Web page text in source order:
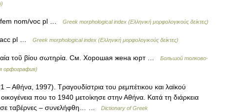
fem nom/voc pl … Greek morphological index (Ελληνική μορφολογικούς δείκτες)
acc pl … Greek morphological index (Ελληνική μορφολογικούς δείκτες)
τοῦ βίου σωτηρία. См. Хорошая жена юрт …
Большой толково-
орфография)
Αθήνα, 1997). Τραγουδίστρια του ρεμπέτικου και λαϊκού
που το 1940 μετοίκησε στην Αθήνα. Κατά τη διάρκεια
σε ταβέρνες – συνελήφθη… …
Dictionary of Greek